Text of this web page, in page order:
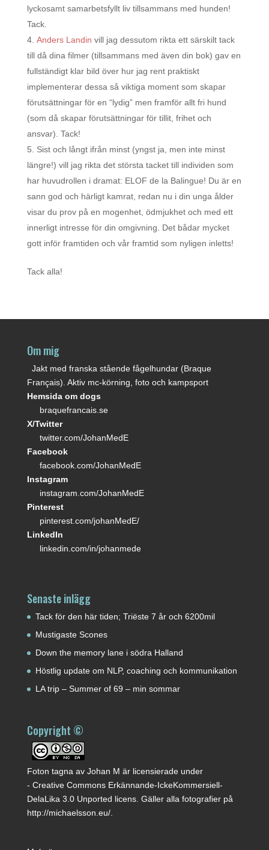
lyckosamt samarbetsfyllt liv tillsammans med hunden!
Tack.
Anders Landin vill jag dessutom rikta ett särskilt tack
till då dina filmer (tillsammans med även din bok) gav en
fullständigt klar bild över hur jag rent praktiskt
implementerar dessa så viktiga moment som skapar
förutsättningar för en “lydig” men framför allt fri hund
(som då skapar förutsättningar för tillit, frihet och
ansvar). Tack!
Sist och långt ifrån minst (yngst ja, men inte minst
längre!) vill jag rikta det största tacket till individen som
har huvudrollen i dramat: ELOF de la Balingue! Du är en
sann god och härligt kamrat, redan nu i din unga ålder
visar du prov på en mogenhet, ödmjukhet och med ett
innerligt intresse för din omgivning. Det bådar mycket
gott inför framtiden och vår framtid som nyligen inletts!
Tack alla!
Om mig
Jakt med franska stående fågelhundar (Braque
Français). Aktiv mc-körning, foto och kampsport
Hemsida om dogs
braquefrancais.se
X/Twitter
twitter.com/JohanMedE
Facebook
facebook.com/JohanMedE
Instagram
instagram.com/JohanMedE
Pinterest
pinterest.com/johanMedE/
LinkedIn
linkedin.com/in/johanmede
Senaste inlägg
Tack för den här tiden; Triëste 7 år och 6200mil
Mustigaste Scones
Down the memory lane i södra Halland
Höstlig update om NLP, coaching och kommunikation
LA trip – Summer of 69 – min sommar
Copyright ©
Foton tagna av Johan M är licensierade under
- Creative Commons Erkännande-IckeKommersiell-
DelaLika 3.0 Unported licens. Gäller alla fotografier på
http://michaelsson.eu/.